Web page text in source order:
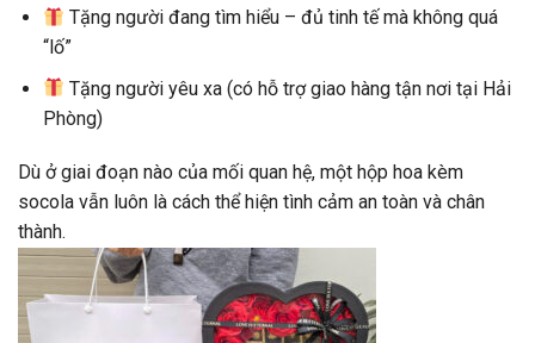
Tặng người đang tìm hiểu – đủ tinh tế mà không quá
“lố”
Tặng người yêu xa (có hỗ trợ giao hàng tận nơi tại Hải
Phòng)
Dù ở giai đoạn nào của mối quan hệ, một hộp hoa kèm
socola vẫn luôn là cách thể hiện tình cảm an toàn và chân
thành.